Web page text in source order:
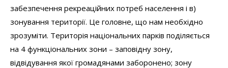
забезпечення рекреаційних потреб населення і в)
зонування території. Це головне, що нам необхідно
зрозуміти. Територія національних парків поділяється
на 4 функціональних зони – заповідну зону,
відвідування якої громадянами заборонено; зону